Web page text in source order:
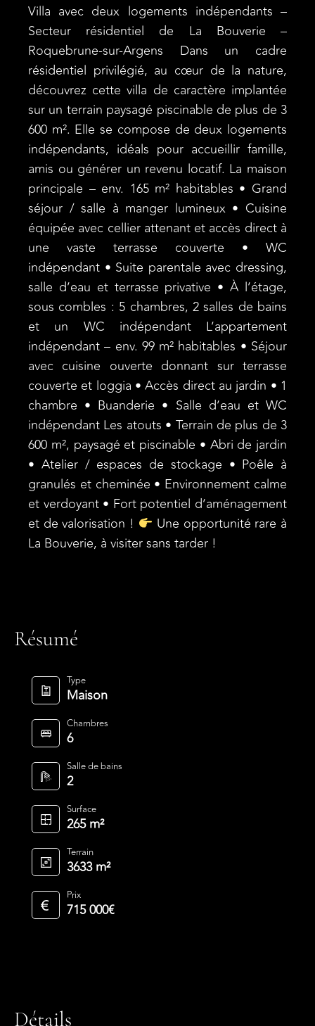
Villa avec deux logements indépendants –
Secteur résidentiel de La Bouverie –
Roquebrune-sur-Argens Dans un cadre
résidentiel privilégié, au cœur de la nature,
découvrez cette villa de caractère implantée
sur un terrain paysagé piscinable de plus de 3
600 m². Elle se compose de deux logements
indépendants, idéals pour accueillir famille,
amis ou générer un revenu locatif. La maison
principale – env. 165 m² habitables • Grand
séjour / salle à manger lumineux • Cuisine
équipée avec cellier attenant et accès direct à
une vaste terrasse couverte • WC
indépendant • Suite parentale avec dressing,
salle d’eau et terrasse privative • À l’étage,
sous combles : 5 chambres, 2 salles de bains
et un WC indépendant L’appartement
indépendant – env. 99 m² habitables • Séjour
avec cuisine ouverte donnant sur terrasse
couverte et loggia • Accès direct au jardin • 1
chambre • Buanderie • Salle d’eau et WC
indépendant Les atouts • Terrain de plus de 3
600 m², paysagé et piscinable • Abri de jardin
• Atelier / espaces de stockage • Poêle à
granulés et cheminée • Environnement calme
et verdoyant • Fort potentiel d’aménagement
et de valorisation !
Une opportunité rare à
La Bouverie, à visiter sans tarder !
Résumé
Type
Maison
Chambres
6
Salle de bains
2
Surface
265 m²
Terrain
3633 m²
Prix
715 000€
Détails